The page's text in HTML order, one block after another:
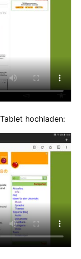
hochladen: